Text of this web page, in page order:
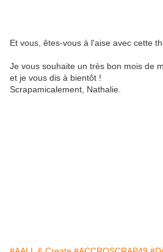
Et vous, êtes-vous à l'aise avec cette
Je vous souhaite un très bon mois de
et je vous dis à bientôt !
Scrapamicalement, Nathalie.